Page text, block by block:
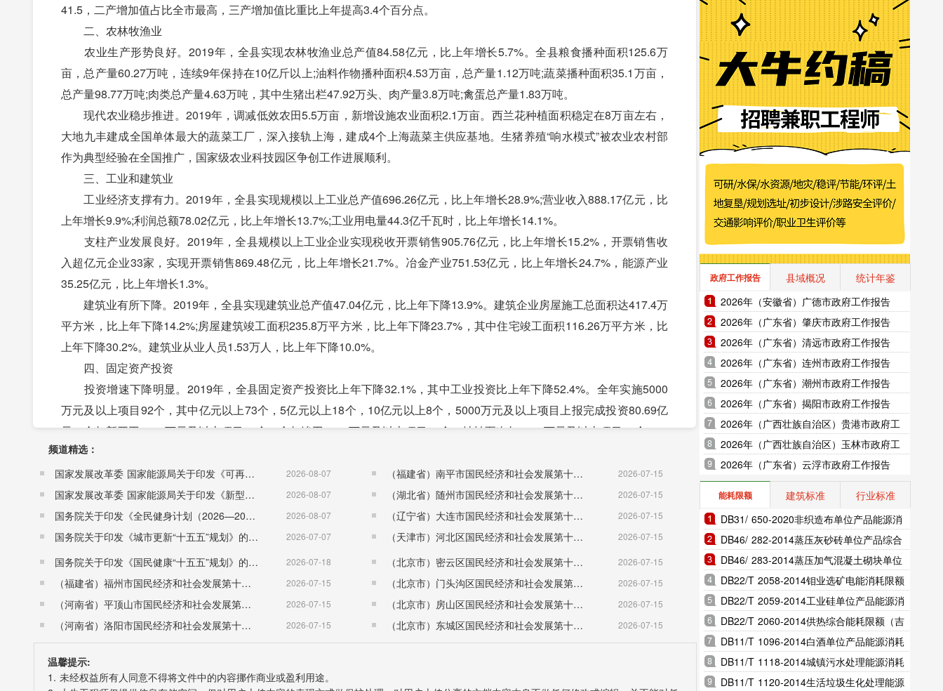
41.5，二产增加值占比全市最高，三产增加值比重比上年提高3.4个百分点。
二、农林牧渔业
农业生产形势良好。2019年，全县实现农林牧渔业总产值84.58亿元，比上年增长5.7%。全县粮食播种面积125.6万
亩，总产量60.27万吨，连续9年保持在10亿斤以上;油料作物播种面积4.53万亩，总产量1.12万吨;蔬菜播种面积35.1万亩，
总产量98.77万吨;肉类总产量4.63万吨，其中生猪出栏47.92万头、肉产量3.8万吨;禽蛋总产量1.83万吨。
现代农业稳步推进。2019年，调减低效农田5.5万亩，新增设施农业面积2.1万亩。西兰花种植面积稳定在8万亩左右，
大地九丰建成全国单体最大的蔬菜工厂，深入接轨上海，建成4个上海蔬菜主供应基地。生猪养殖“响水模式”被农业农村部
作为典型经验在全国推广，国家级农业科技园区争创工作进展顺利。
三、工业和建筑业
工业经济支撑有力。2019年，全县实现规模以上工业总产值696.26亿元，比上年增长28.9%;营业收入888.17亿元，比
上年增长9.9%;利润总额78.02亿元，比上年增长13.7%;工业用电量44.3亿千瓦时，比上年增长14.1%。
支柱产业发展良好。2019年，全县规模以上工业企业实现税收开票销售905.76亿元，比上年增长15.2%，开票销售收
入超亿元企业33家，实现开票销售869.48亿元，比上年增长21.7%。冶金产业751.53亿元，比上年增长24.7%，能源产业
35.25亿元，比上年增长1.3%。
建筑业有所下降。2019年，全县实现建筑业总产值47.04亿元，比上年下降13.9%。建筑企业房屋施工总面积达417.4万
平方米，比上年下降14.2%;房屋建筑竣工面积235.8万平方米，比上年下降23.7%，其中住宅竣工面积116.26万平方米，比
上年下降30.2%。建筑业从业人员1.53万人，比上年下降10.0%。
四、固定资产投资
投资增速下降明显。2019年，全县固定资产投资比上年下降32.1%，其中工业投资比上年下降52.4%。全年实施5000
万元及以上项目92个，其中亿元以上73个，5亿元以上18个，10亿元以上8个，5000万元及以上项目上报完成投资80.69亿
元。全年新开工5000万元及以上项目37个，全年竣工5000万元及以上项目48个，结转至次年5000万元及以上项目44个。
项目建设取得突破。坚持把项目作为转型发展的“牛鼻子”，新引进10亿元以上重大项目4个，高新技术产业项目21个。
巨合1450冷轧、库纳铝材项目竣工试生产，德龙与宝丰合作完成产能置换，亿辉电子、高铂尔智能科技等新兴产业项目竣
工投产。小尖镇荣获“中国色纺纱特色产业之乡”称号。经济开发区、工业经济区54.9万平方米标准厂房交付使用。工业经济
区创成5A级经济技术园区。灌河口5万吨级航道先导段整治工程基本竣工。
房地产投资持续增长。2019年，全县完成房地产开发投资19.23亿元，比上年增长93.3%，其中住宅投资16.3亿元，比
上年增长77.0%。房屋施工面积96.33万平方米，比上年增长16.3%，其中住宅80.35万平方米，比上年增长11.2%。商品房
销售面积26.93万平方米，比上年下降12.4%，其中住宅销售面积25.76万平方米，比上年下降13.3%;商品房销售额18.96亿
元，比上年下降3.2%，其中住宅销售额18.11亿元，比上年下降4.6%。
五、交通运输和邮电业
运输能力逐步增强。2019年末，全县拥有公路里程1869公里，其中等级公路1787公里，高速公路26公里，一级公路
122公里。公路客运量886.8万人、货运量17864万吨。沿海港口货物吞吐量2600万吨。拥有公共汽(电)车85辆，客运量
290.7万人次。民用汽车拥有量6.09万辆，比上年增长8.4%，其中私人汽车拥有量5.61万辆，比上年增长10.1%。
频道精选：
国家发展改革委 国家能源局关于印发《可再生能源发展“十五五”规划》的通知 （发改能源〔2026〕1067号）
2026-08-07
国家发展改革委 国家能源局关于印发《新型电力系统建设“十五五”规划》的通知​ （发改能源〔2026〕942号） 2026-08-07
国务院关于印发《全民健身计划（2026—2030年）》的通知 （国发〔2026〕26号） 2026-08-07
国务院关于印发《城市更新“十五五”规划》的通知（国发〔2026〕12号） 2026-07-07
国务院关于印发《国民健康“十五五”规划》的通知 （国发〔2026〕23号） 2026-07-18
（福建省）福州市国民经济和社会发展第十五个五年规划纲要 2026-07-15
（河南省）平顶山市国民经济和社会发展第十五个五年规划纲要 2026-07-15
（河南省）洛阳市国民经济和社会发展第十五个五年规划纲要 2026-07-15
（福建省）南平市国民经济和社会发展第十五个五年规划纲要 2026-07-15
（湖北省）随州市国民经济和社会发展第十五个五年规划纲要 2026-07-15
（辽宁省）大连市国民经济和社会发展第十五个五年规划纲要 2026-07-15
（天津市）河北区国民经济和社会发展第十五个五年规划纲要 2026-07-15
（北京市）密云区国民经济和社会发展第十五个五年规划纲要 2026-07-15
（北京市）门头沟区国民经济和社会发展第十五个五年规划纲要 2026-07-15
（北京市）房山区国民经济和社会发展第十五个五年规划纲要 2026-07-15
（北京市）东城区国民经济和社会发展第十五个五年规划纲要 2026-07-15
温馨提示:
1. 未经权益所有人同意不得将文件中的内容挪作商业或盈利用途。
政府工作报告 县域概况
统计年鉴
2026年（安徽省）广德市政府工作报告
2026年（广东省）肇庆市政府工作报告
2026年（广东省）清远市政府工作报告
2026年（广东省）连州市政府工作报告
2026年（广东省）潮州市政府工作报告
2026年（广东省）揭阳市政府工作报告
2026年（广西壮族自治区）贵港市政府工
作报告
2026年（广西壮族自治区）玉林市政府工
作报告
2026年（广东省）云浮市政府工作报告
能耗限额 建筑标准
行业标准
DB31/ 650-2020非织造布单位产品能源消
耗限额（上海市地方标准）
DB46/ 282-2014蒸压灰砂砖单位产品综合
能耗和电耗限额（海南省地方标准）
DB46/ 283-2014蒸压加气混凝土砌块单位
产品综合能耗和电耗限额（海南省地方标
准）
DB22/T 2058-2014钼业选矿电能消耗限额
（吉林省地方标准）
DB22/T 2059-2014工业硅单位产品能源消
耗限额（吉林省地方标准）
DB22/T 2060-2014供热综合能耗限额（吉
林省地方标准）
DB11/T 1096-2014白酒单位产品能源消耗
限额（北京市地方标准）
DB11/T 1118-2014城镇污水处理能源消耗
限额（北京市地方标准）
DB11/T 1120-2014生活垃圾生化处理能源